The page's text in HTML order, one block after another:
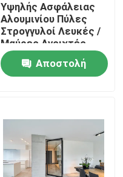
Υψηλής Ασφάλειας
Αλουμινίου Πύλες
Στρογγυλοί Λευκές /
Μαύρες Ανοιχτές
Εύκολα Θερμική
ΜόνωσηΑποστολή